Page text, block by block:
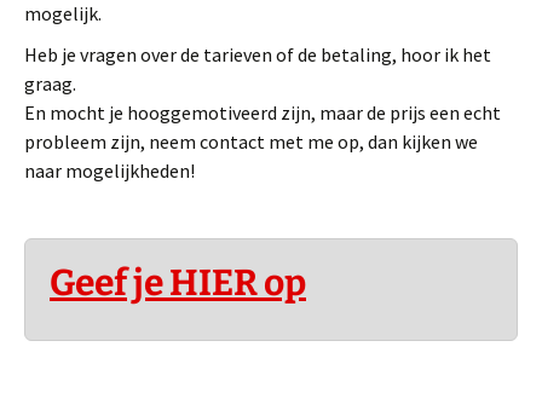
mogelijk.
Heb je vragen over de tarieven of de betaling, hoor ik het
graag.
En mocht je hooggemotiveerd zijn, maar de prijs een echt
probleem zijn, neem contact met me op, dan kijken we
naar mogelijkheden!
Geef je HIER op